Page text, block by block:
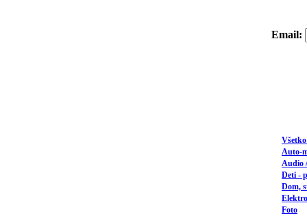
Email:
Auto-
Audio
Deti -
Dom,
Foto